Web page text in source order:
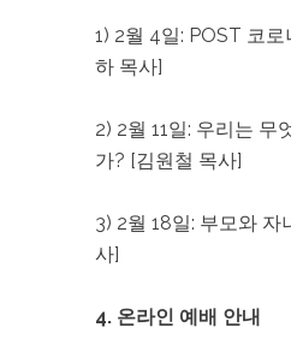
1) 2월 4일: POST 코
하 목사]
2) 2월 11일: 우리는 무
가? [김원철 목사]
3) 2월 18일: 부모와 자
사]
4. 온라인 예배 안내